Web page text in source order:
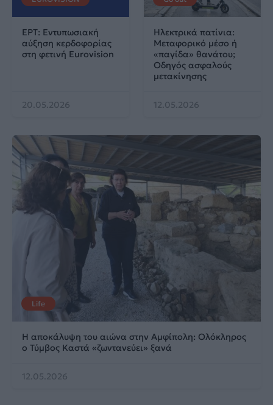
ΕΡΤ: Εντυπωσιακή
αύξηση κερδοφορίας
στη φετινή Eurovision
20.05.2026
Ηλεκτρικά πατίνια:
Μεταφορικό μέσο ή
«παγίδα» θανάτου;
Οδηγός ασφαλούς
μετακίνησης
12.05.2026
Life
Η αποκάλυψη του αιώνα στην Αμφίπολη: Ολόκληρος
ο Τύμβος Καστά «ζωντανεύει» ξανά
12.05.2026